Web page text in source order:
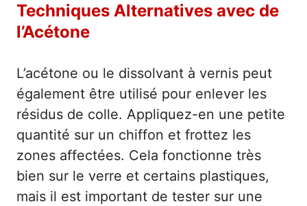
Techniques Alternatives avec de
l’Acétone
L’acétone ou le dissolvant à vernis peut
également être utilisé pour enlever les
résidus de colle. Appliquez-en une petite
quantité sur un chiffon et frottez les
zones affectées. Cela fonctionne très
bien sur le verre et certains plastiques,
mais il est important de tester sur une